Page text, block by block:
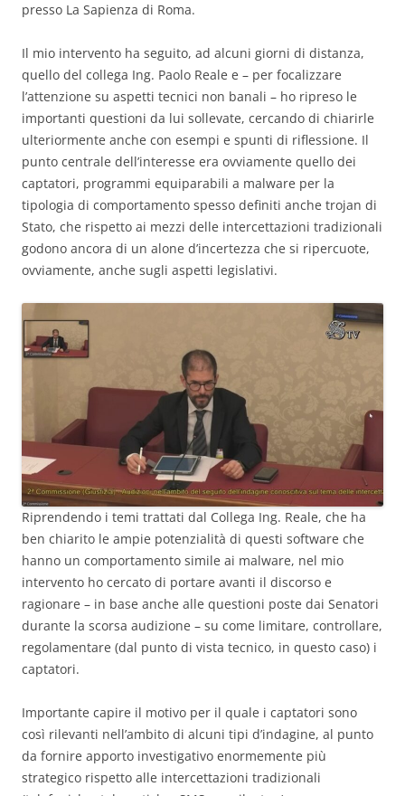
presso La Sapienza di Roma.
Il mio intervento ha seguito, ad alcuni giorni di distanza,
quello del collega Ing. Paolo Reale e – per focalizzare
l’attenzione su aspetti tecnici non banali – ho ripreso le
importanti questioni da lui sollevate, cercando di chiarirle
ulteriormente anche con esempi e spunti di riflessione. Il
punto centrale dell’interesse era ovviamente quello dei
captatori, programmi equiparabili a malware per la
tipologia di comportamento spesso definiti anche trojan di
Stato, che rispetto ai mezzi delle intercettazioni tradizionali
godono ancora di un alone d’incertezza che si ripercuote,
ovviamente, anche sugli aspetti legislativi.
Riprendendo i temi trattati dal Collega Ing. Reale, che ha
ben chiarito le ampie potenzialità di questi software che
hanno un comportamento simile ai malware, nel mio
intervento ho cercato di portare avanti il discorso e
ragionare – in base anche alle questioni poste dai Senatori
durante la scorsa audizione – su come limitare, controllare,
regolamentare (dal punto di vista tecnico, in questo caso) i
captatori.
Importante capire il motivo per il quale i captatori sono
così rilevanti nell’ambito di alcuni tipi d’indagine, al punto
da fornire apporto investigativo enormemente più
strategico rispetto alle intercettazioni tradizionali